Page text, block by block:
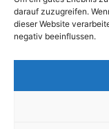
darauf zuzugreifen.
dieser Website
negativ beeinflussen.